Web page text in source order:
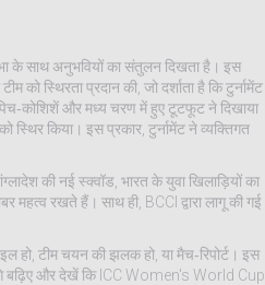
के साथ अनुभवियों का संतुलन दिखता है । इस
स्थिरता प्रदान की, जो दर्शाता है कि टुर्नामेंट
और मध्य चरण में हुए टूटफूट ने दिखाया
स्थिर किया। इस प्रकार, टुर्नामेंट ने व्यक्तिगत
की नई स्क्वॉड, भारत के युवा खिलाड़ियों का
रखते हैं। साथ ही, BCCI द्वारा लागू की गई
टीम चयन की झलक हो, या मैच‑रिपोर्ट। इस
बढ़िए और देखें कि ICC Women's World Cup